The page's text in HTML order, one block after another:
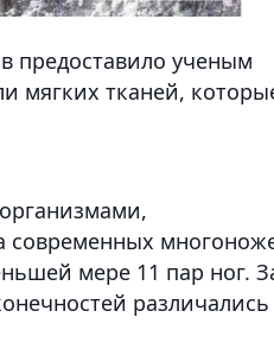
предоставило ученым
мягких тканей,
современных
мере 11 пар ног.
различались